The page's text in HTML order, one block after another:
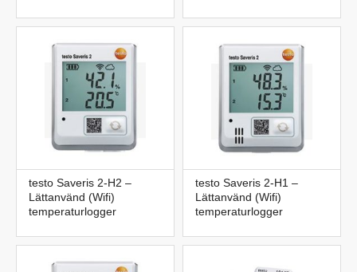
testo Saveris 2-H2 –
Lättanvänd (Wifi)
temperaturlogger
testo Saveris 2-H1 –
Lättanvänd (Wifi)
temperaturlogger